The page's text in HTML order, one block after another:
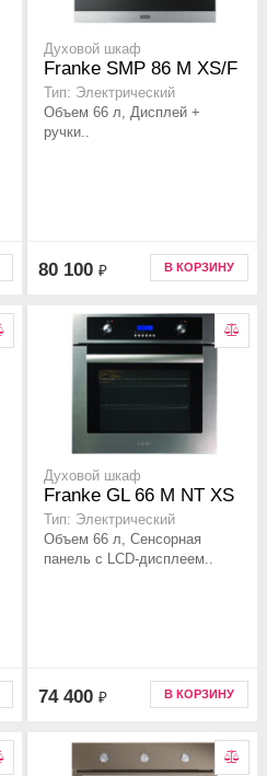
Духовой шкаф
Franke SMP 86 M XS/F
Тип: Электрический
Объем 66 л, Дисплей +
ручки..
80 100 ₽ В КОРЗИНУ
Духовой шкаф
Franke GL 66 M NT XS
Тип: Электрический
Объем 66 л, Сенсорная
панель с LCD-дисплеем..
74 400 ₽ В КОРЗИНУ